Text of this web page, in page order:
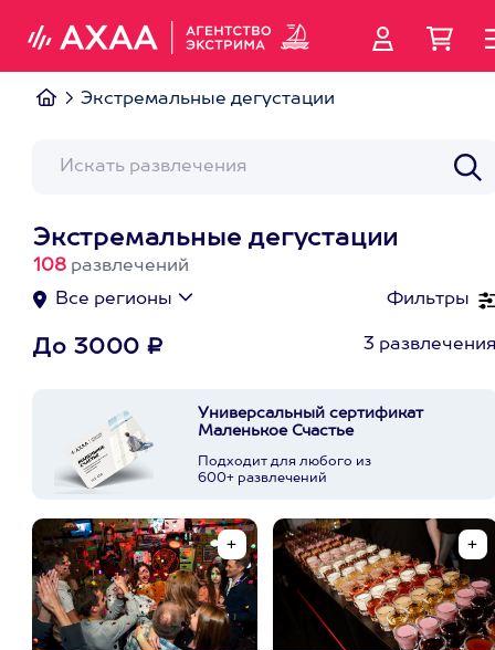
Экстремальные дегустации
Экстремальные дегустации
108 развлечений
Фильтры
Все регионы
До 3000 ₽ 3
Универсальный сертификат
Маленькое Счастье
Подходит для любого из
600+ развлечений